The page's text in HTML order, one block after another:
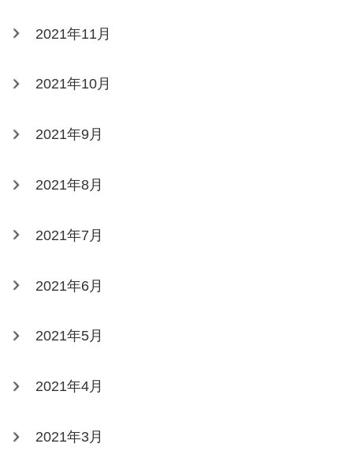
2021年11月
2021年10月
2021年9月
2021年8月
2021年7月
2021年6月
2021年5月
2021年4月
2021年3月